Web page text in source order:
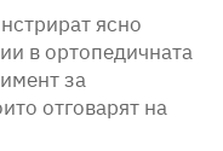
ясно
в ортопедичната
за
отговарят на